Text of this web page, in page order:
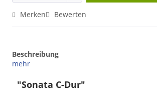
Merken Bewerten
Beschreibung
mehr
"Sonata C-Dur"